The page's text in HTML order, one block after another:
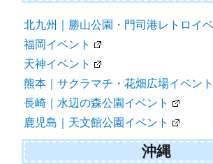
北九州｜勝山公園・門司港レトロイ
福岡イベント
天神イベント
熊本｜サクラマチ・花畑広場イベント
長崎｜水辺の森公園イベント
鹿児島｜天文館公園イベント
沖縄